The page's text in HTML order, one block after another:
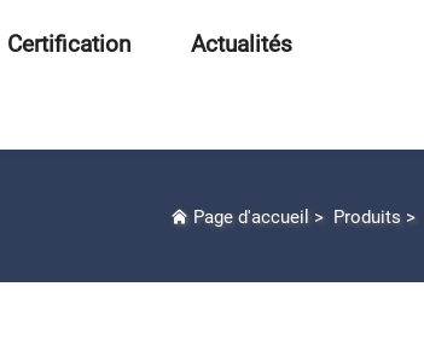
Certification Actualités
Page d'accueil > Produits >